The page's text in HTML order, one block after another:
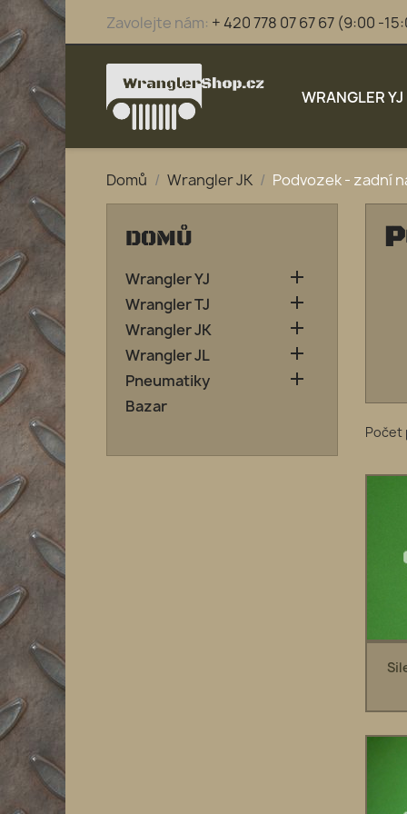
Zavolejte nám: + 420 778 07 67 67 (9:00 -
WRANGLER YJ
Domů Wrangler JK Podvozek - zadní
DOMŮ
Wrangler YJ 
Wrangler TJ 
Wrangler JK 
Wrangler JL 
Pneumatiky 
Bazar
Počet